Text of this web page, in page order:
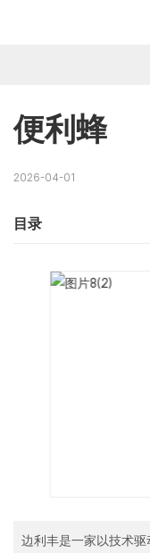
便利蜂
2026-04-01
目录
边利丰是一家以技术